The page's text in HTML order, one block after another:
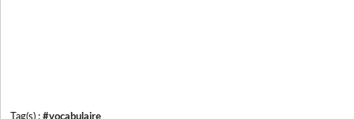
Tag(s) : #vocabulaire